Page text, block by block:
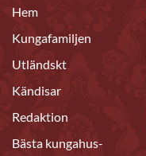
Hem
Kungafamiljen
Utländskt
Kändisar
Redaktion
Bästa kungahus-